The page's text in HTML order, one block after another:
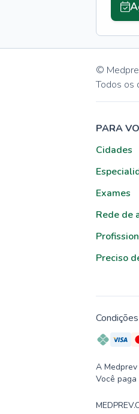
©
Todos os
PARA
Cidades
Exames
Rede de
Preciso
A
Você